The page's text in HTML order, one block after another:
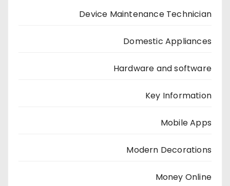
Device Maintenance Technician
Domestic Appliances
Hardware and software
Key Information
Mobile Apps
Modern Decorations
Money Online